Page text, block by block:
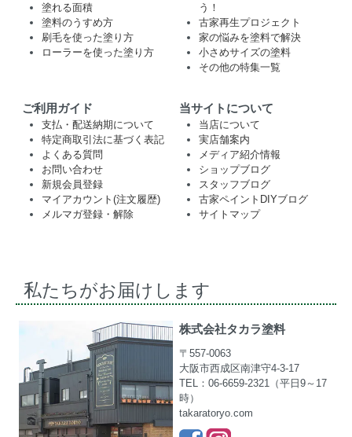
塗れる面積
塗料のうすめ方
刷毛を使った塗り方
ローラーを使った塗り方
う！
古家再生プロジェクト
家の悩みを塗料で解決
小さめサイズの塗料
その他の特集一覧
ご利用ガイド
支払・配送納期について
特定商取引法に基づく表記
よくある質問
お問い合わせ
新規会員登録
マイアカウント(注文履歴)
メルマガ登録・解除
当サイトについて
当店について
実店舗案内
メディア紹介情報
ショップブログ
スタッフブログ
古家ペイントDIYブログ
サイトマップ
私たちがお届けします
株式会社タカラ塗料
〒557-0063
大阪市西成区南津守4-3-17
TEL：06-6659-2321（平日9～17
時）
takaratoryo.com